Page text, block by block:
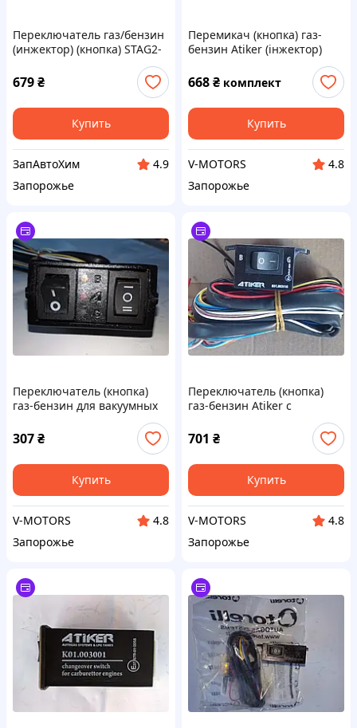
Переключатель газ/бензин
(инжектор) (кнопка) STAG2-
679₴
Купить
ЗапАвтоХим
4.9
Запорожье
Перемикач (кнопка) газ-
бензин Atiker (інжектор)
668₴ комплект
Купить
V-MOTORS
4.8
Запорожье
Переключатель (кнопка)
газ-бензин для вакуумных
307₴
Купить
V-MOTORS
4.8
Запорожье
Переключатель (кнопка)
газ-бензин Atiker с
701 ₴
Купить
V-MOTORS
4.8
Запорожье